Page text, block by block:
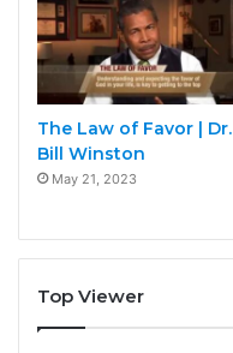
The Law of Favor | Dr.
Bill Winston
May 21, 2023
Top Viewer